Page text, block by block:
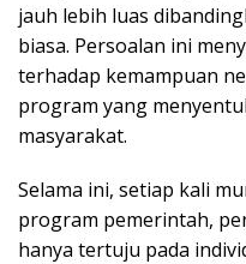
jauh lebih luas
biasa. Persoalan ini
terhadap kemampuan
program yang
masyarakat.
Selama ini, setiap kali
program pemerintah,
hanya tertuju pada